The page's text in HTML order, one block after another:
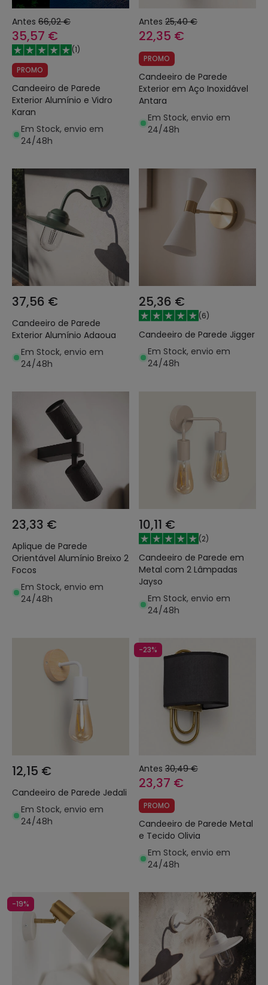
Antes 66,02 €
35,57 €
(1)
PROMO
Candeeiro de Parede
Exterior Alumínio e Vidro
Karan
Em Stock, envio em
24/48h
Antes 25,40 €
22,35 €
PROMO
Candeeiro de Parede
Exterior em Aço Inoxidável
Antara
Em Stock, envio em
24/48h
37,56 €
Candeeiro de Parede
Exterior Alumínio Adaoua
Em Stock, envio em
24/48h
25,36 €
(6)
Candeeiro de Parede Jigger
Em Stock, envio em
24/48h
23,33 €
Aplique de Parede
Orientável Alumínio Breixo 2
Focos
Em Stock, envio em
24/48h
10,11 €
(2)
Candeeiro de Parede em
Metal com 2 Lâmpadas
Jayso
Em Stock, envio em
24/48h
12,15 €
Candeeiro de Parede Jedali
Em Stock, envio em
24/48h
-23%
Antes 30,49 €
23,37 €
PROMO
Candeeiro de Parede Metal
e Tecido Olivia
Em Stock, envio em
24/48h
-19%